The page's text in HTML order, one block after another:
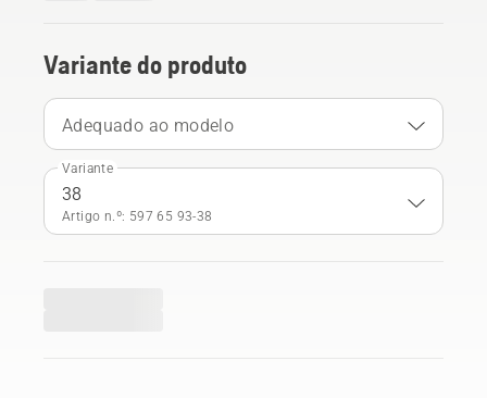
Variante do produto
Adequado ao modelo
Variante
38
Artigo n.º: 597 65 93‑38